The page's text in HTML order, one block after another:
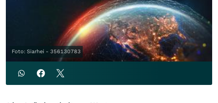
Foto: Siarhei - 356130783